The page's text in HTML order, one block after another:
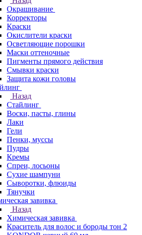
Окрашивание
Корректоры
Краски
Окислители краски
Осветляющие порошки
Маски оттеночные
Пигменты прямого действия
Смывки краски
Защита кожи головы
Назад
Стайлинг
Воски, пасты, глины
Лаки
Гели
Пенки, муссы
Пудры
Кремы
Спреи, лосьоны
Сухие шампуни
Сыворотки, флюиды
Тянучки
завивка
Назад
Химическая завивка
Краситель для волос и бороды тон 2